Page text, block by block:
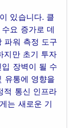
있습니다. 클
요 증가로 데
파워 측정 도구
지만 초기 투자
장벽이 될 수
유통에 영향을
적 통신 인프라
는 새로운 기